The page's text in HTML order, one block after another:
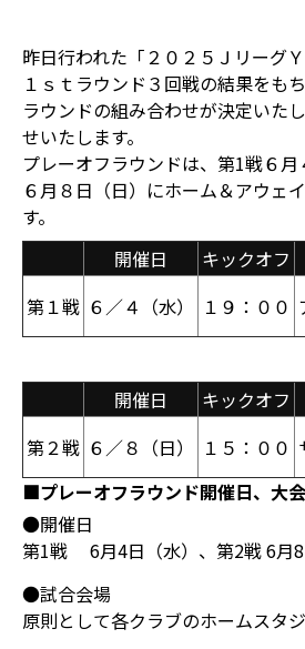
昨日行われた「２０２５Ｊリーグ
１ｓｔラウンド３回戦の結果をも
ラウンドの組み合わせが決定いた
せいたします。
プレーオフラウンドは、第1戦６
６月８日（日）にホーム＆アウェ
す。
開催日
キックオフ
第１戦 ６／４（水） １９：００
開催日 キックオフ
第２戦 ６／８（日） １５：００
■プレーオフラウンド開催日、大
●開催日
第1戦 6月4日（水）、第2戦 6月8
●試合会場
原則として各クラブのホームスタ